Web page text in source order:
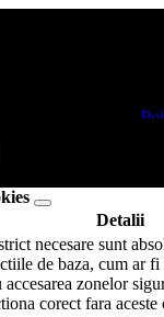
sa fiti de acord cu
Detalii
necesare sunt
de baza, cum ar fi
accesarea zonelor
corect fara